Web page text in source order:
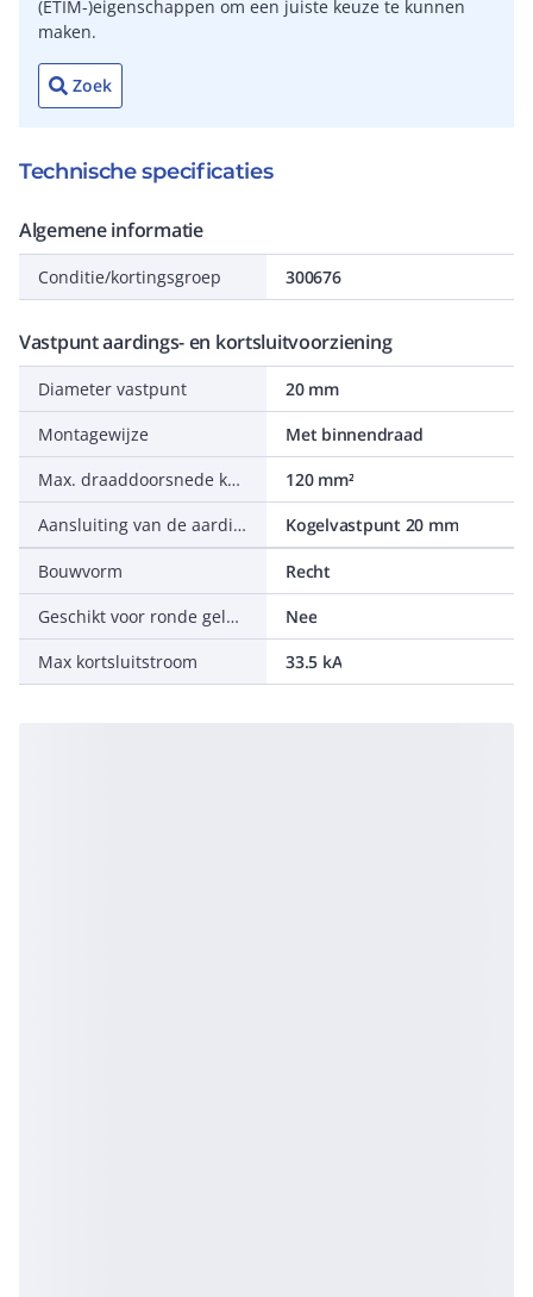
(ETIM-)eigenschappen om een juiste keuze te kunnen
maken.
Zoek
Technische specificaties
Algemene informatie
Conditie/kortingsgroep 300676
Vastpunt aardings- en kortsluitvoorziening
Diameter vastpunt
20 mm
Montagewijze
Met binnendraad
Max. draaddoorsnede koper
120 mm²
Aansluiting van de aardings- en kortsluitvoorziening
Kogelvastpunt 20 mm
Bouwvorm
Recht
Geschikt voor ronde geleider
Nee
Max kortsluitstroom
33.5 kA